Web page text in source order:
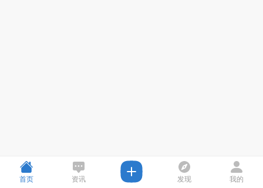
首页 资讯 发现 我的